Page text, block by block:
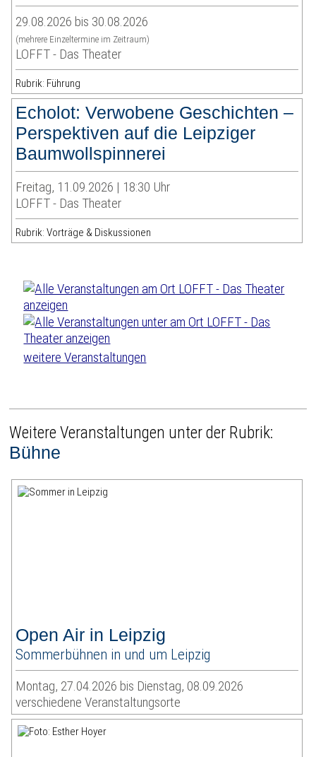
29.08.2026 bis 30.08.2026
(mehrere Einzeltermine im Zeitraum)
LOFFT - Das Theater
Rubrik: Führung
Echolot: Verwobene Geschichten –
Perspektiven auf die Leipziger
Baumwollspinnerei
Freitag, 11.09.2026 | 18:30 Uhr
LOFFT - Das Theater
Rubrik: Vorträge & Diskussionen
weitere Veranstaltungen
Weitere Veranstaltungen unter der Rubrik:
Bühne
Open Air in Leipzig
Sommerbühnen in und um Leipzig
Montag, 27.04.2026 bis Dienstag, 08.09.2026
verschiedene Veranstaltungsorte